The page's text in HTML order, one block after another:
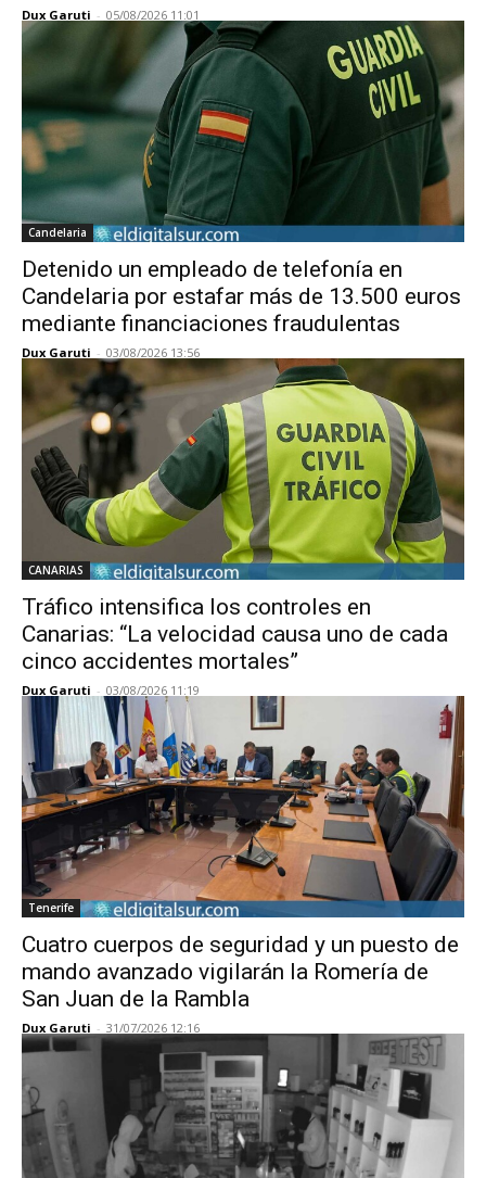
Dux Garuti - 05/08/2026 11:01
Candelaria
Detenido un empleado de telefonía en
Candelaria por estafar más de 13.500 euros
mediante financiaciones fraudulentas
Dux Garuti - 03/08/2026 13:56
CANARIAS
Tráfico intensifica los controles en
Canarias: “La velocidad causa uno de cada
cinco accidentes mortales”
Dux Garuti - 03/08/2026 11:19
Tenerife
Cuatro cuerpos de seguridad y un puesto de
mando avanzado vigilarán la Romería de
San Juan de la Rambla
Dux Garuti - 31/07/2026 12:16